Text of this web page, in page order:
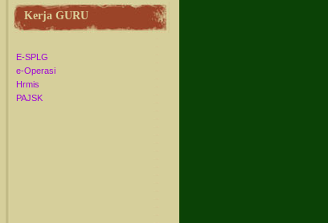
Kerja GURU
E-SPLG
e-Operasi
Hrmis
PAJSK